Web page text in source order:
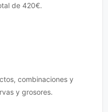
de 420€.
combinaciones y
y grosores.